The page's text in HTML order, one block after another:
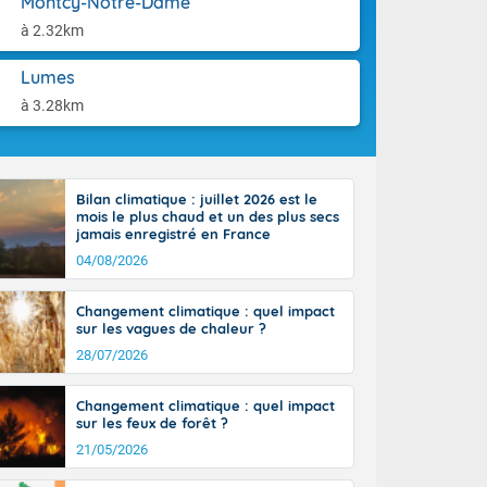
à 2.32km
Lumes
à 3.28km
nord-
les rafales
vers le
jusqu'à
degrés sur
Bilan climatique : juillet 2026 est le
mois le plus chaud et un des plus secs
jamais enregistré en France
04/08/2026
Changement climatique : quel impact
sur les vagues de chaleur ?
28/07/2026
Changement climatique : quel impact
sur les feux de forêt ?
21/05/2026